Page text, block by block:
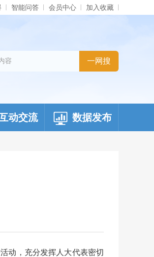
智能问答 会员中心 加入收藏
动交流 数据发布
动，充分发挥人大代表密切